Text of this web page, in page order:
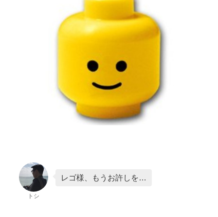
トシ
レゴ様、もうお許しを…